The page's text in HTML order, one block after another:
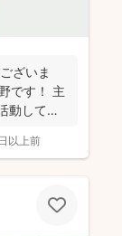
ざいま
です！ 主
動してお
以上前